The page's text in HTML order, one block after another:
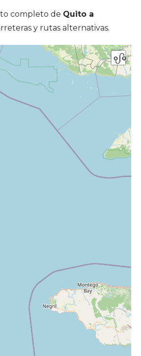
completo de Quito a
y rutas alternativas.